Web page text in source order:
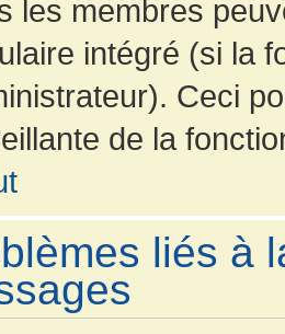
les membres
intégré (si la
Ceci
de la
liés à